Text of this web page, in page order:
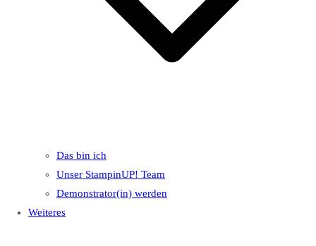
Das bin ich
Unser StampinUP! Team
Demonstrator(in) werden
Weiteres